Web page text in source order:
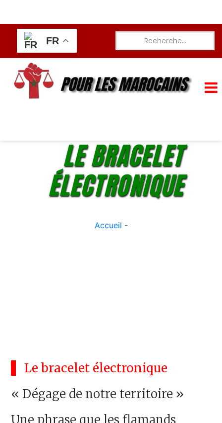
FR
LE BRACELET
ÉLECTRONIQUE
Accueil -
Le bracelet électronique
« Dégage de notre territoire »
Une phrase que les flamands